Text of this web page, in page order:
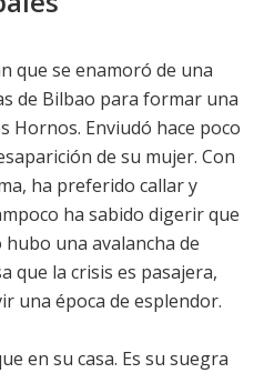
que se enamoró de una
de Bilbao para formar una
Hornos. Enviudó hace poco
de su mujer. Con
ha preferido callar y
ha sabido digerir que
una avalancha de
que la crisis es pasajera,
una época de esplendor.
en su casa. Es su suegra